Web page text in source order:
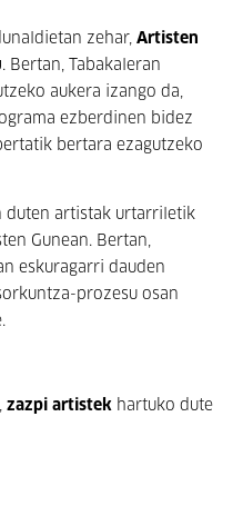
zehar, Artisten
. Bertan, Tabakaleran
aukera izango da,
ezberdinen bidez
bertara ezagutzeko
duten artistak urtarriletik
Gunean. Bertan,
eskuragarri dauden
prozesu osan
zazpi artistek hartuko dute